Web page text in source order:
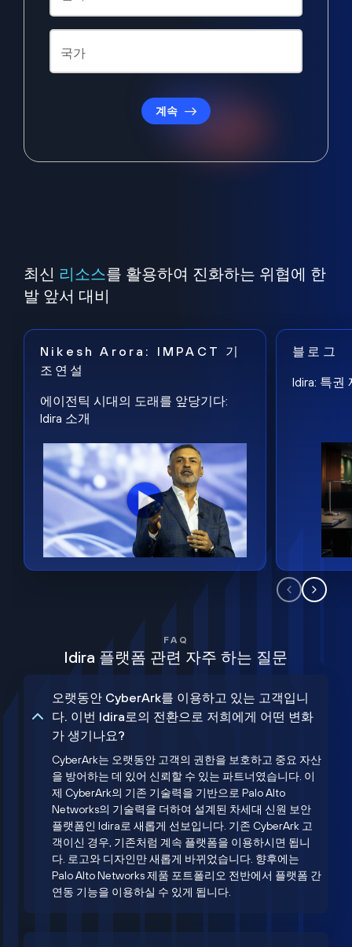
계속
최신 리소스를 활용하여 진화하는 위협에 한
발 앞서 대비
Nikesh Arora: IMPACT 기
조연설
에이전틱 시대의 도래를 앞당기다:
Idira 소개
블로그
Idira: 특권
FAQ
Idira 플랫폼 관련 자주 하는 질문
오랫동안 CyberArk를 이용하고 있는 고객입니
다. 이번 Idira로의 전환으로 저희에게 어떤 변화
가 생기나요?
CyberArk는 오랫동안 고객의 권한을 보호하고 중요 자산
을 방어하는 데 있어 신뢰할 수 있는 파트너였습니다. 이
제 CyberArk의 기존 기술력을 기반으로 Palo Alto
Networks의 기술력을 더하여 설계된 차세대 신원 보안
플랫폼인 Idira로 새롭게 선보입니다. 기존 CyberArk 고
객이신 경우, 기존처럼 계속 플랫폼을 이용하시면 됩니
다. 로고와 디자인만 새롭게 바뀌었습니다. 향후에는
Palo Alto Networks 제품 포트폴리오 전반에서 플랫폼 간
연동 기능을 이용하실 수 있게 됩니다.